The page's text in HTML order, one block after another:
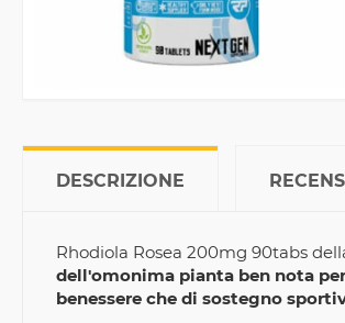
DESCRIZIONE
Rhodiola Rosea 200mg 90tabs
dell'omonima pianta ben nota
benessere che di sostegno